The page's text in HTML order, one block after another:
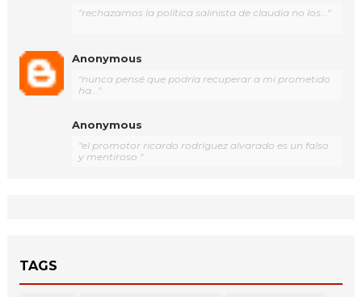
"rechazamos la política salinista de claudia no los..."
Anonymous
"nunca pensé que podría recuperar a mi prometido
ha..."
Anonymous
"el promotor ricardo rodríguez alvarado es un falso
y mentiroso "
TAGS